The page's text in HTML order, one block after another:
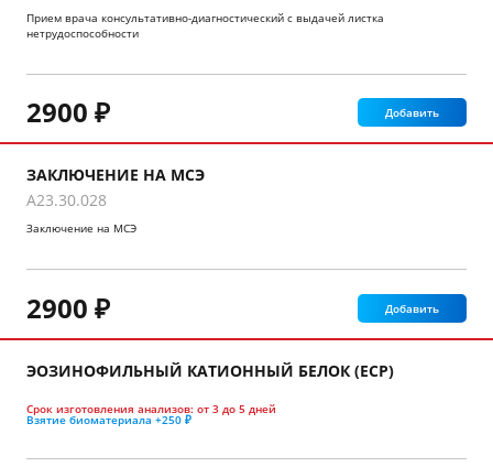
Прием врача консультативно-диагностический с выдачей листка
нетрудоспособности
2900 ₽ Добавить
ЗАКЛЮЧЕНИЕ НА МСЭ
A23.30.028
Заключение на МСЭ
2900 ₽ Добавить
ЭОЗИНОФИЛЬНЫЙ КАТИОННЫЙ БЕЛОК (ECP)
Срок изготовления анализов: от 3 до 5 дней
Взятие биоматериала +250 ₽